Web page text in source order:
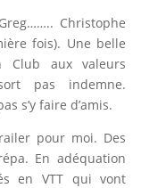
Christophe
fois). Une belle
Club aux valeurs
pas indemne.
s’y faire d’amis.
pour moi. Des
En adéquation
en VTT qui vont